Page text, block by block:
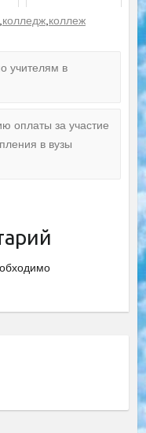
колледж, коллеж
учителям в
оплаты за участие
в вузы